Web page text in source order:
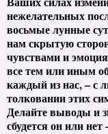
нежелательных
восьмые лунные
нам скрытую
чувствами и
все тем или иным
каждый из нас, – с
толковании этих
Делайте выводы и
сбудется он или нет